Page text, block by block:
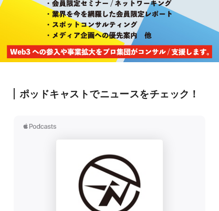
ポッドキャストでニュースをチェック！